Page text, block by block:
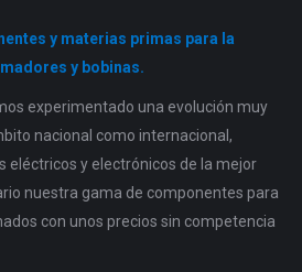
y materias primas para la
y bobinas.
experimentado una evolución muy
nacional como internacional,
eléctricos y electrónicos de la mejor
nuestra gama de componentes para
con unos precios sin competencia